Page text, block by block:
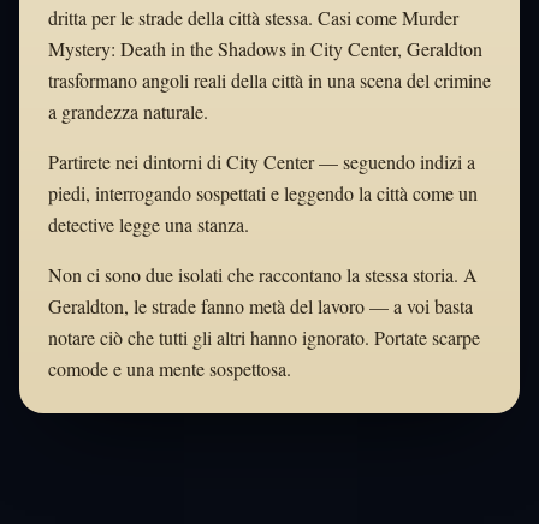
dritta per le strade della città stessa. Casi come Murder
Mystery: Death in the Shadows in City Center, Geraldton
trasformano angoli reali della città in una scena del crimine
a grandezza naturale.
Partirete nei dintorni di City Center — seguendo indizi a
piedi, interrogando sospettati e leggendo la città come un
detective legge una stanza.
Non ci sono due isolati che raccontano la stessa storia. A
Geraldton, le strade fanno metà del lavoro — a voi basta
notare ciò che tutti gli altri hanno ignorato. Portate scarpe
comode e una mente sospettosa.